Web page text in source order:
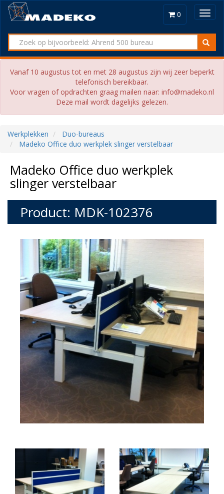
0
Vanaf 10 augustus tot en met 28 augustus zijn wij zeer beperkt
telefonisch bereikbaar.
Voor vragen of opdrachten graag mailen naar: info@madeko.nl
Deze mail wordt dagelijks gelezen.
Werkplekken
Duo-bureaus
Madeko Office duo werkplek slinger verstelbaar
Madeko Office duo werkplek
slinger verstelbaar
Product: MDK-102376